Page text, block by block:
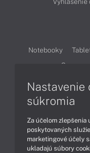
Notebooky
Servery
Nastavenie
súkromia
Za účelom zlepšenia
poskytovaných
marketingové účely
ukladajú súbory